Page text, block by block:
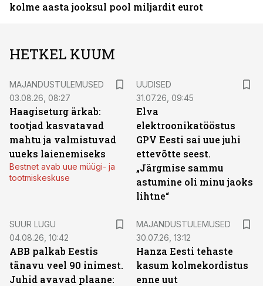
kolme aasta jooksul pool miljardit eurot
HETKEL KUUM
MAJANDUSTULEMUSED
03.08.26, 08:27
Haagiseturg ärkab:
tootjad kasvatavad
mahtu ja valmistuvad
uueks laienemiseks
Bestnet avab uue müügi- ja
tootmiskeskuse
UUDISED
31.07.26, 09:45
Elva
elektroonikatööstus
GPV Eesti sai uue juhi
ettevõtte seest.
„Järgmise sammu
astumine oli minu jaoks
lihtne“
SUUR LUGU
04.08.26, 10:42
ABB palkab Eestis
tänavu veel 90 inimest.
Juhid avavad plaane:
MAJANDUSTULEMUSED
30.07.26, 13:12
Hanza Eesti tehaste
kasum kolmekordistus
enne uut